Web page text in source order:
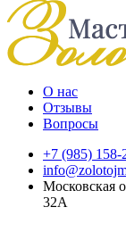
О нас
Отзывы
Вопросы
+7 (985) 158-
Московская
32А